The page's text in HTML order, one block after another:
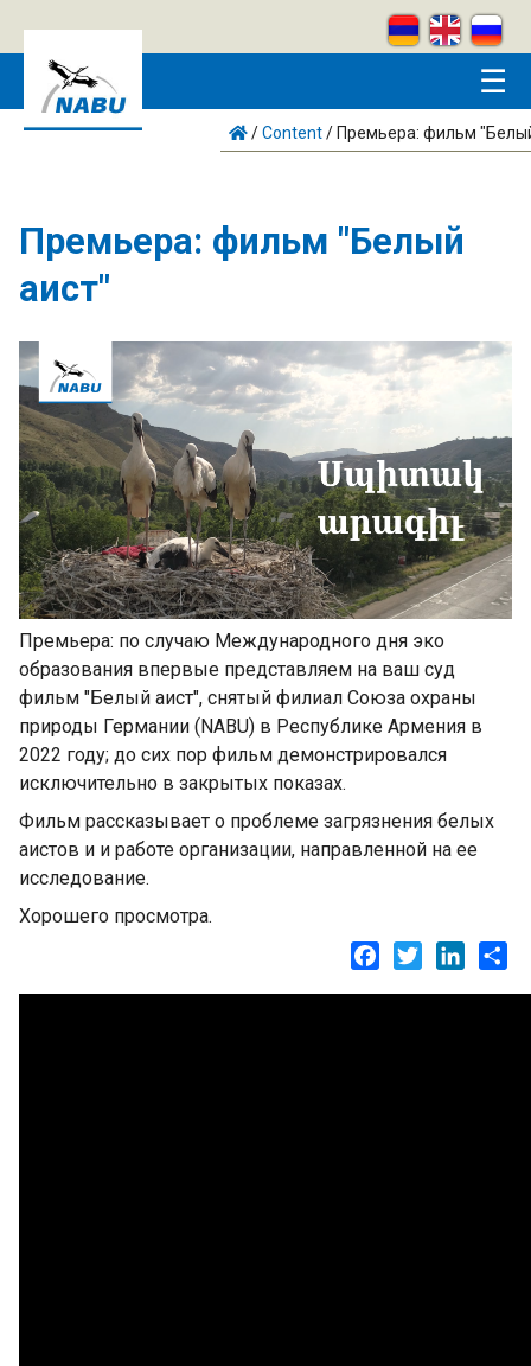
☰
/Content/ Премьера: фильм
Премьера: фильм "Белый
аист"
Премьера: по случаю Международного дня эко
образования впервые представляем на ваш суд
фильм "Белый аист", снятый филиал Союза охраны
природы Германии (NABU) в Республике Армения в
2022 году; до сих пор фильм демонстрировался
исключительно в закрытых показах.
Фильм рассказывает о проблеме загрязнения белых
аистов и и работе организации, направленной на ее
исследование.
Хорошего просмотра.
Facebook
Twitter